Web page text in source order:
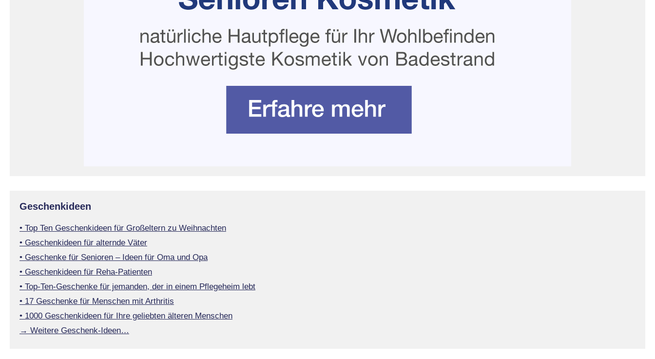
Geschenkideen
• Top Ten Geschenkideen für Großeltern zu Weihnachten
• Geschenkideen für alternde Väter
• Geschenke für Senioren – Ideen für Oma und Opa
• Geschenkideen für Reha-Patienten
• Top-Ten-Geschenke für jemanden, der in einem Pflegeheim lebt
• 17 Geschenke für Menschen mit Arthritis
• 1000 Geschenkideen für Ihre geliebten älteren Menschen
→ Weitere Geschenk-Ideen…